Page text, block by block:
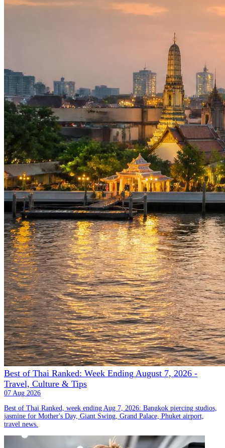
Best of Thai Ranked: Week Ending August 7, 2026 -
Travel, Culture & Tips
07 Aug 2026
Best of Thai Ranked, week ending Aug 7, 2026: Bangkok piercing studios,
jasmine for Mother's Day, Giant Swing, Grand Palace, Phuket airport,
travel news.